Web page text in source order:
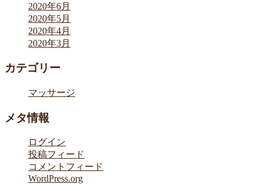
2020年6月
2020年5月
2020年4月
2020年3月
カテゴリー
マッサージ
メタ情報
ログイン
投稿フィード
コメントフィード
WordPress.org